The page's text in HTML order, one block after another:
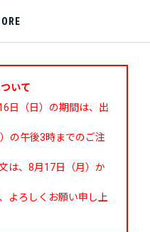
いて
日（日）の期間は、出
の午後3時までのご注
は、8月17日（月）か
よろしくお願い申し上